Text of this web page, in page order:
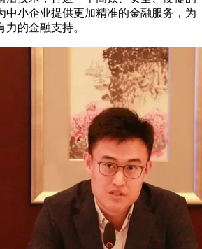
中小企业提供更加精准的金融服务，为
的金融支持。